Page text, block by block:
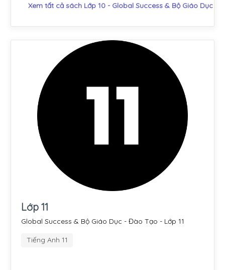
Xem tất cả sách Lớp 10 - Global Success & Bộ Giáo Dục -
Lớp 11
Global Success & Bộ Giáo Dục - Đào Tạo - Lớp 11
Tiếng Anh 11